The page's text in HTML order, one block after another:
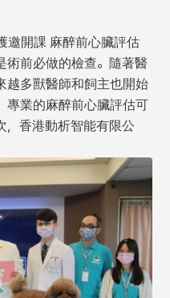
邀開課 麻醉前心臟評估
術前必做的檢查。隨著醫
越多獸醫師和飼主也開始
專業的麻醉前心臟評估可
，香港動析智能有限公